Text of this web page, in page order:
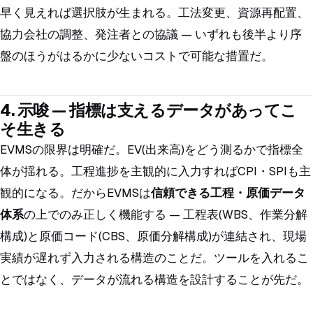
早く見えれば選択肢が生まれる。工法変更、資源再配置、
協力会社の調整、発注者との協議 — いずれも後半より序
盤のほうがはるかに少ないコストで可能な措置だ。
4. 示唆 — 指標は支えるデータがあってこ
そ生きる
EVMSの限界は明確だ。EV(出来高)をどう測るかで指標全
体が揺れる。工程進捗を主観的に入力すればCPI・SPIも主
観的になる。だからEVMSは信頼できる工程・原価データ
体系の上でのみ正しく機能する — 工程表(WBS、作業分解
構成)と原価コード(CBS、原価分解構成)が連結され、現場
実績が遅れず入力される構造のことだ。ツールを入れるこ
とではなく、データが流れる構造を設計することが先だ。